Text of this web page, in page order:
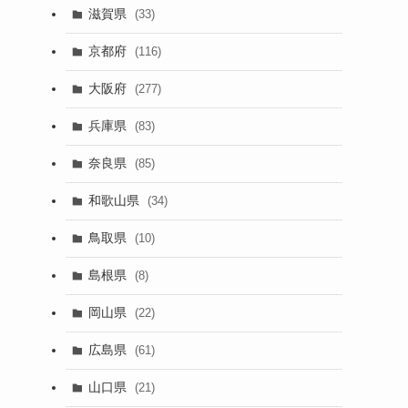
滋賀県 (33)
京都府 (116)
大阪府 (277)
兵庫県 (83)
奈良県 (85)
和歌山県 (34)
鳥取県 (10)
島根県 (8)
岡山県 (22)
広島県 (61)
山口県 (21)